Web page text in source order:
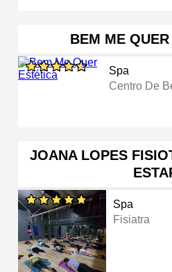
BEM ME
Spa
Centro De
JOANA LOPES
Spa
Fisiatra